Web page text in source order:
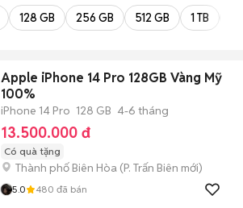
128 GB 256 GB 512 GB 1 TB
Apple iPhone 14 Pro 128GB Vàng Mỹ
100%
iPhone 14 Pro 128 GB 4-6 tháng
13.500.000 đ
Có quà tặng
Thành phố Biên Hòa (P. Trấn Biên mới)
5.0 480 đã bán